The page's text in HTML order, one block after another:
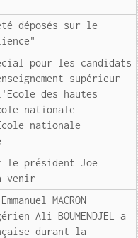
déposés sur le
pour les candidats
supérieur
des hautes
nationale
nationale
le président Joe
venir
MACRON
Ali BOUMENDJEL a
durant la